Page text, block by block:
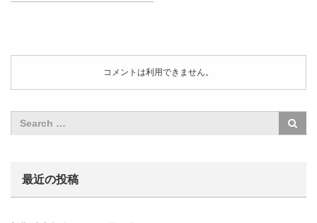
コメントは利用できません。
最近の投稿